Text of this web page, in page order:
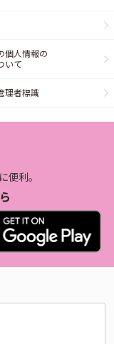
個人情報の
いて
理者標識
便利。